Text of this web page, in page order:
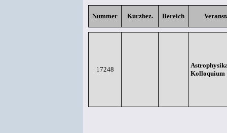
Nummer Kurzbez. Bereich
17248
Kolloquium